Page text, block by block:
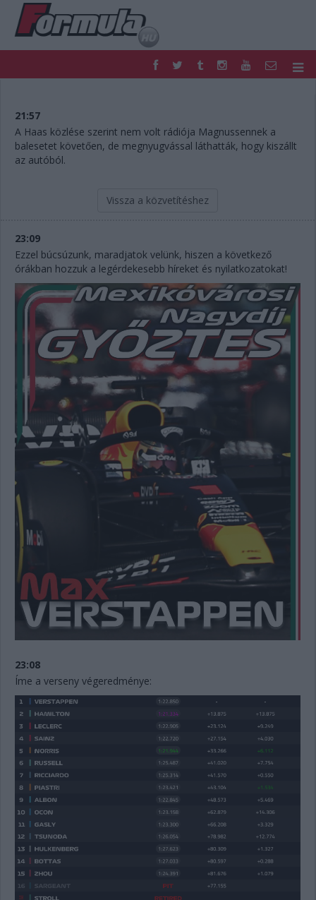
FORMULA
NEMZETKÖZI
HAZAI
RETRO
EGYÉB
PODCAST
PONTÁLLÁSOK
21:57
A Haas közlése szerint nem volt rádiója Magnussennek a
balesetet követően, de megnyugvással láthatták, hogy kiszállt
az autóból.
Vissza a közvetítéshez
23:09
Ezzel búcsúzunk, maradjatok velünk, hiszen a következő
órákban hozzuk a legérdekesebb híreket és nyilatkozatokat!
23:08
Íme a verseny végeredménye: